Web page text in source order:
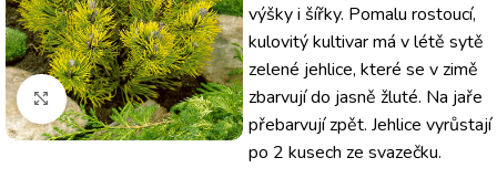
Klikněte pro zvětšení
výšky i šířky. Pomalu rostoucí,
kulovitý kultivar má v létě sytě
zelené jehlice, které se v zimě
zbarvují do jasně žluté. Na jaře
přebarvují zpět. Jehlice vyrůstají
po 2 kusech ze svazečku.